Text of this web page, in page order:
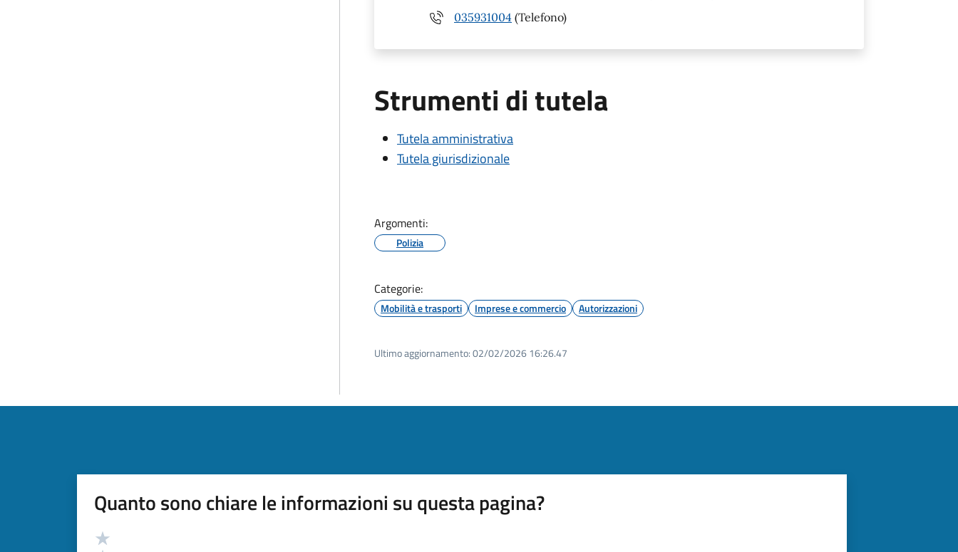
035931004 (Telefono)
Strumenti di tutela
Tutela amministrativa
Tutela giurisdizionale
Argomenti:
Polizia
Categorie:
Mobilità e trasporti Imprese e commercio Autorizzazioni
Ultimo aggiornamento:02/02/2026 16:26.47
Quanto sono chiare le informazioni su questa pagina?
Valutazione